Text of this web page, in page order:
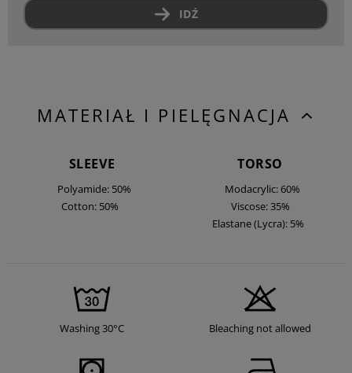
IDŹ
MATERIAŁ I PIELĘGNACJA
SLEEVE
Polyamide: 50%
Cotton: 50%
TORSO
Modacrylic: 60%
Viscose: 35%
Elastane (Lycra): 5%
Washing 30°C Bleaching not allowed